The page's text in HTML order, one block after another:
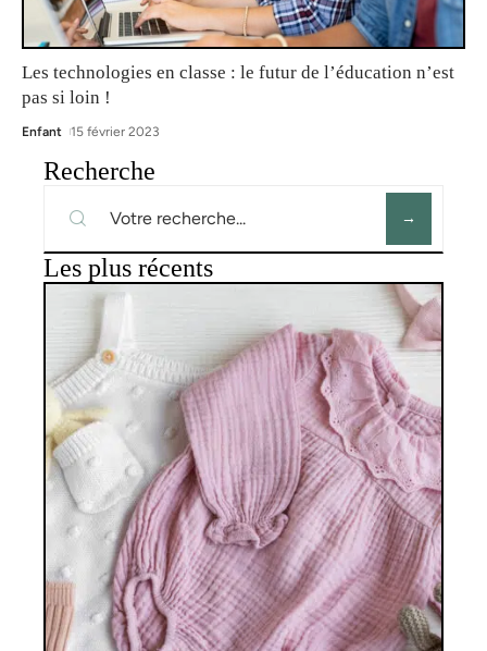
Les technologies en classe : le futur de l’éducation n’est
pas si loin !
Enfant 15 février 2023
Recherche
Les plus récents